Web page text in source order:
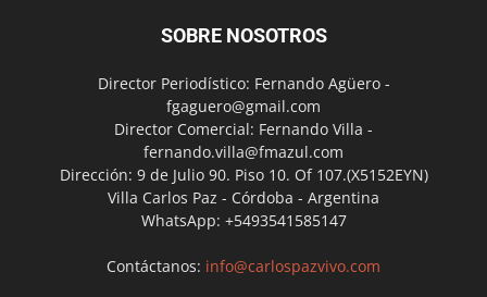
SOBRE NOSOTROS
Director Periodístico: Fernando Agüero -
fgaguero@gmail.com
Director Comercial: Fernando Villa -
fernando.villa@fmazul.com
Dirección: 9 de Julio 90. Piso 10. Of 107.(X5152EYN)
Villa Carlos Paz - Córdoba - Argentina
WhatsApp: +5493541585147
Contáctanos: info@carlospazvivo.com